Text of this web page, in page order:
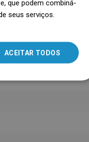
SLOVAK
ROMANIAN
FRENCH
que podem combiná-
seus serviços.
ACEITAR TODOS